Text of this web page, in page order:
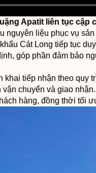
Apatit liên tục cập
nguyên liệu phục vụ
Cát Long tiếp tục
góp phần đảm bảo
khai tiếp nhận theo quy
vận chuyển và giao
hàng, đồng thời tối